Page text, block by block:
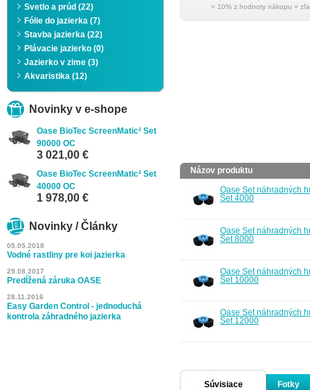
Svetlo a prúd (22)
Fólie do jazierka (7)
Stavba jazierka (22)
Plávacie jazierko (0)
Jazierko v zime (3)
Akvaristika (12)
Novinky v e-shope
Oase BioTec ScreenMatic² Set
90000 OC
3 021,00 €
Oase BioTec ScreenMatic² Set
40000 OC
1 978,00 €
Novinky / Články
05.05.2018
Vodné rastliny pre koi jazierka
29.08.2017
Predĺžená záruka OASE
28.11.2016
Easy Garden Control - jednoduchá
kontrola záhradného jazierka
= 10% z hodnoty nákupu =
Názov produktu
Oase Set náhradných
Set 4000
Oase Set náhradných
Set 8000
Oase Set náhradných
Set 10000
Oase Set náhradných
Set 12000
Súvisiace Fotky